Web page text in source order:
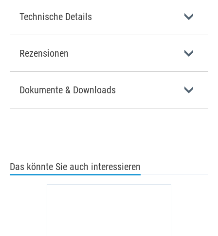
Technische Details
Rezensionen
Dokumente & Downloads
Das könnte Sie auch interessieren